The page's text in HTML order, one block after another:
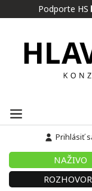
Podporte HS
Prihlásiť
NAŽIVO